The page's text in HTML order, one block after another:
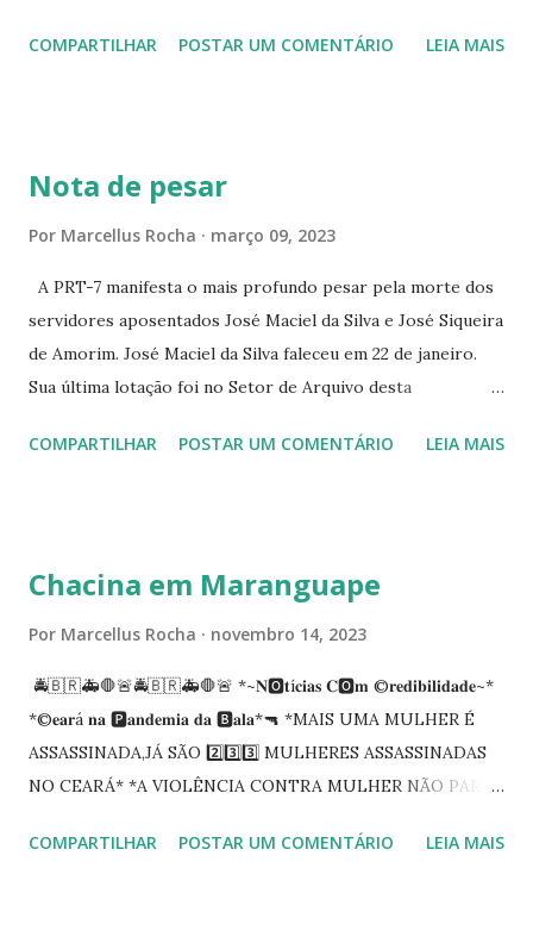
PEIXOTO 1307 ☆CINE IRIS RUA FLORIANO PEIXOTO 1206
☆CINE VIP CLUBE RUA 24 DE MAIO 825 ☆CINE ECLIPSE
COMPARTILHAR POSTAR UM COMENTÁRIO LEIA MAIS
Nota de pesar
Por Marcellus Rocha março 09, 2023
A PRT-7 manifesta o mais profundo pesar pela morte dos
servidores aposentados José Maciel da Silva e José Siqueira
de Amorim. José Maciel da Silva faleceu em 22 de janeiro.
Sua última lotação foi no Setor de Arquivo desta
Siqueira Amorim faleceu em 28 de fevereiro e encerrou a
enquanto atuaram nesta instituição.
COMPARTILHAR POSTAR UM COMENTÁRIO LEIA MAIS
Chacina em Maranguape
Por Marcellus Rocha novembro 14, 2023
🚔🇧🇷🚑🛑🚨🚔🇧🇷🚑🛑🚨 *~𝐍🅾️𝐭í𝐜𝐢𝐚𝐬 𝐂🅾️𝐦 ©️𝐫𝐞𝐝𝐢𝐛𝐢𝐥𝐢𝐝𝐚𝐝𝐞~*
*©️𝐞𝐚𝐫á 𝐧𝐚 🅿️𝐚𝐧𝐝𝐞𝐦𝐢𝐚 𝐝𝐚 🅱️𝐚𝐥𝐚*🔫 *MAIS UMA MULHER É
ASSASSINADA,JÁ SÃO 2️⃣3️⃣3️⃣ MULHERES ASSASSINADAS
NO CEARÁ* *A VIOLÊNCIA CONTRA MULHER NÃO PARA
informações quarto pessoas foram executadas no Distrito
COMPARTILHAR POSTAR UM COMENTÁRIO LEIA MAIS